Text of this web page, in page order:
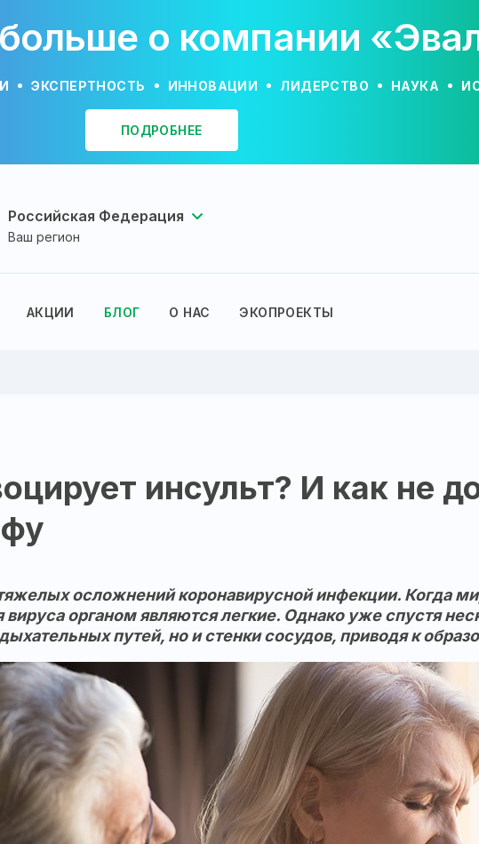
о компании
ЭКСПЕРТНОСТЬ ИННОВАЦИИ ЛИДЕРСТВО НАУКА
ПОДРОБНЕЕ
Российская Федерация
Ваш регион
АКЦИИ БЛОГ О НАС ЭКОПРОЕКТЫ
инсульт? И как не
осложнений коронавирусной инфекции. Когда
органом являются легкие. Однако уже спустя
путей, но и стенки сосудов, приводя к